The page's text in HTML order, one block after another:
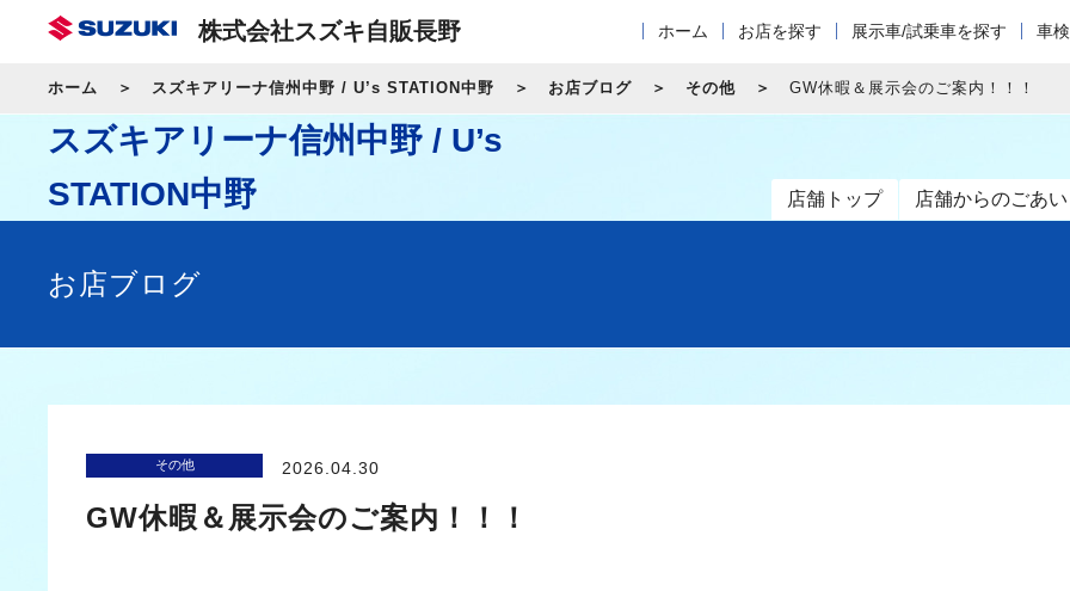
株式会社スズキ自販長野 ホーム お店を探す 展示車/試乗車を探す 車
ホーム スズキアリーナ信州中野 / U’s STATION中野 お店ブログ その他 GW休暇＆展示会のご案内！！！
スズキアリーナ信州中野 / U’s
STATION中野
店舗トップ 店舗からのごあ
お店ブログ
その他 2026.04.30
GW休暇＆展示会のご案内！！！